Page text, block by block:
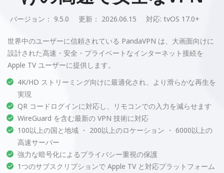
バージョン： 9.5.0 更新： 2026.06.15 対応: tvOS 17.0+
世界中のユーザーに信頼されている PandaVPN は、大画面向けに
設計された高速・安全・プライベートなインターネット接続を
Apple TV ユーザーに提供します。
4K/HD ストリーミング向けに最適化され、より滑らかな再生を
実現
QR コードログインに対応し、リモコンでの入力を減らせます
WireGuard を含む最新の VPN 技術に対応
100以上の国と地域 ・ 200以上のロケーション ・ 6000以上の
高速サーバー
強力な暗号化によるプライバシー重視の保護
1つのサブスクリプションで Apple TV と対応プラットフォーム